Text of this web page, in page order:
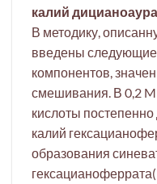
калий
В методику,
введены
компонентов,
смешивания. В 0,2
кислоты
калий
образования